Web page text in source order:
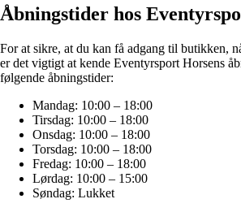
Åbningstider hos
For at sikre, at du kan få adgang til butikken,
er det vigtigt at kende Eventyrsport Horsens
følgende åbningstider:
Mandag: 10:00 – 18:00
Tirsdag: 10:00 – 18:00
Onsdag: 10:00 – 18:00
Torsdag: 10:00 – 18:00
Fredag: 10:00 – 18:00
Lørdag: 10:00 – 15:00
Søndag: Lukket